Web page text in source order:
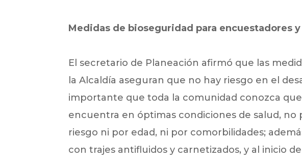
Medidas de bioseguridad para encuestadores
El secretario de Planeación afirmó que las
la Alcaldía aseguran que no hay riesgo en el
importante que toda la comunidad conozca
encuentra en óptimas condiciones de salud,
riesgo ni por edad, ni por comorbilidades;
con trajes antifluidos y carnetizados, y al inicio